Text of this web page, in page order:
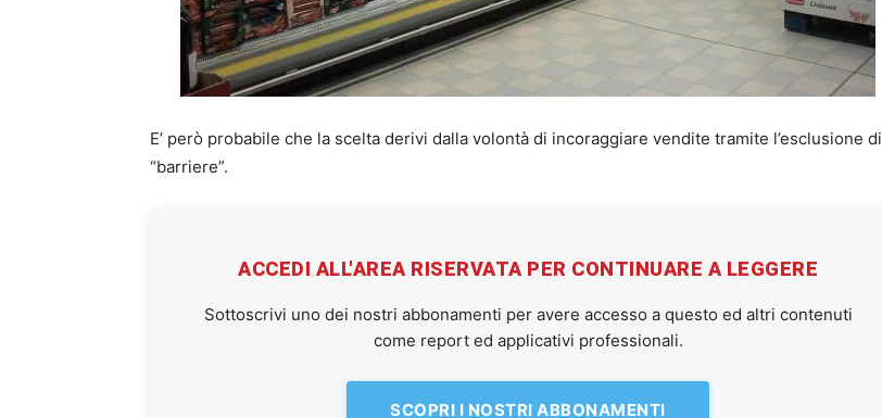
E’ però probabile che la scelta derivi dalla volontà di incoraggiare vendite tramite l’esclusione di
“barriere”.
ACCEDI ALL'AREA RISERVATA PER CONTINUARE A LEGGERE
Sottoscrivi uno dei nostri abbonamenti per avere accesso a questo ed altri contenuti
come report ed applicativi professionali.
SCOPRI I NOSTRI ABBONAMENTI